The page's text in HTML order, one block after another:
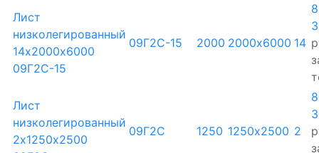
Лист
низколегированный
14х2000х6000
09Г2С-15
09Г2С-15 2000 2000х6000 14
Лист
низколегированный
2х1250х2500
09Г2С 1250 1250х2500 2